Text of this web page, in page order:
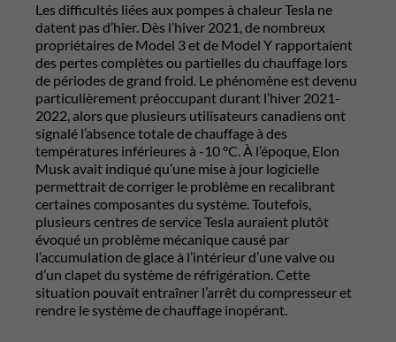
Les difficultés liées aux pompes à chaleur Tesla ne
datent pas d’hier. Dès l’hiver 2021, de nombreux
propriétaires de Model 3 et de Model Y rapportaient
des pertes complètes ou partielles du chauffage lors
de périodes de grand froid. Le phénomène est devenu
particulièrement préoccupant durant l’hiver 2021-
2022, alors que plusieurs utilisateurs canadiens ont
signalé l’absence totale de chauffage à des
températures inférieures à -10 °C. À l’époque, Elon
Musk avait indiqué qu’une mise à jour logicielle
permettrait de corriger le problème en recalibrant
certaines composantes du système. Toutefois,
plusieurs centres de service Tesla auraient plutôt
évoqué un problème mécanique causé par
l’accumulation de glace à l’intérieur d’une valve ou
d’un clapet du système de réfrigération. Cette
situation pouvait entraîner l’arrêt du compresseur et
rendre le système de chauffage inopérant.